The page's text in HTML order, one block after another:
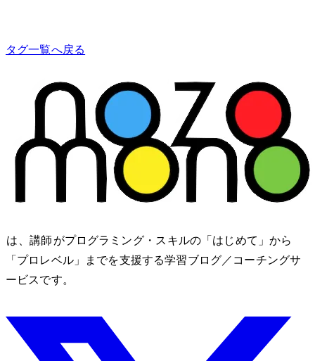
タグ一覧へ戻る
nozomono は、講師 shibomb がプログラミング・IT スキルの「はじめて」から
「プロレベル」までを支援する学習ブログ／コーチングサ
ービスです。